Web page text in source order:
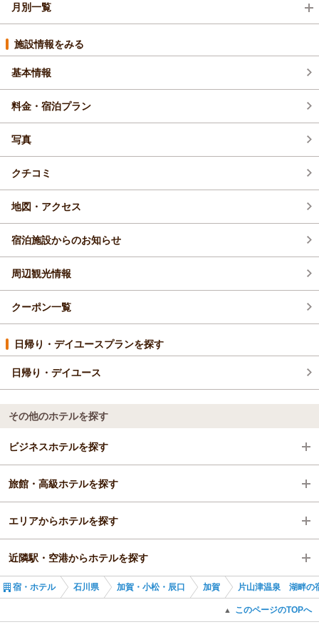
月別一覧
2026年8月(6)
2026年7月(10)
2026年6月(13)
2026年5月(12)
2026年4月(8)
施設情報をみる
基本情報
料金・宿泊プラン
写真
クチコミ
地図・アクセス
宿泊施設からのお知らせ
周辺観光情報
クーポン一覧
日帰り・デイユースプランを探す
日帰り・デイユース
その他のホテルを探す
ビジネスホテルを探す
石川県
加賀・小松・辰口
加賀
旅館・高級ホテルを探す
石川県
エリアからホテルを探す
石川県
加賀・小松・辰口
近隣駅・空港からホテルを探す
加賀温泉駅
宿・ホテル 石川県 加賀・小松・辰口 加賀 片山津温泉 湖畔
▲ このページのTOPへ